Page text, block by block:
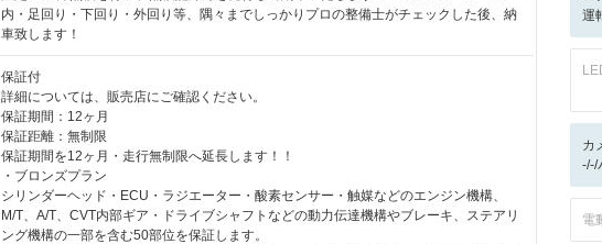
内・足回り・下回り・外回り等、隅々までしっかりプロの整備士がチェックした後、納
車致します！
保証付
詳細については、販売店にご確認ください。
保証期間：12ヶ月
保証距離：無制限
保証期間を12ヶ月・走行無制限へ延長します！！
・ブロンズプラン
シリンダーヘッド・ECU・ラジエーター・酸素センサー・触媒などのエンジン機構、
M/T、A/T、CVT内部ギア・ドライブシャフトなどの動力伝達機構やブレーキ、ステアリ
ング機構の一部を含む50部位を保証します。
運
カ
-/-/
電